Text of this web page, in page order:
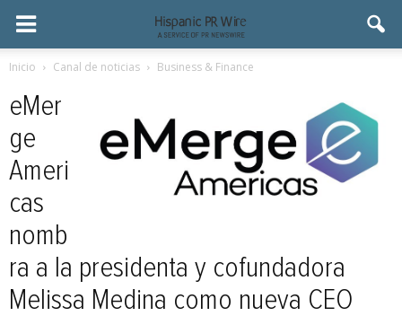
Inicio Canal de noticias Business & Finance
eMer
ge
Ameri
cas
nomb
ra a la presidenta y cofundadora
Melissa Medina como nueva CEO